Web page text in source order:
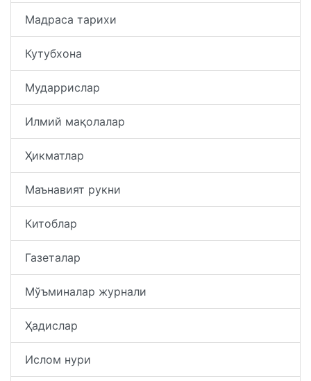
Мадраса тарихи
Кутубхона
Мударрислар
Илмий мақолалар
Ҳикматлар
Маънавият рукни
Китоблар
Газеталар
Мўъминалар журнали
Ҳадислар
Ислом нури